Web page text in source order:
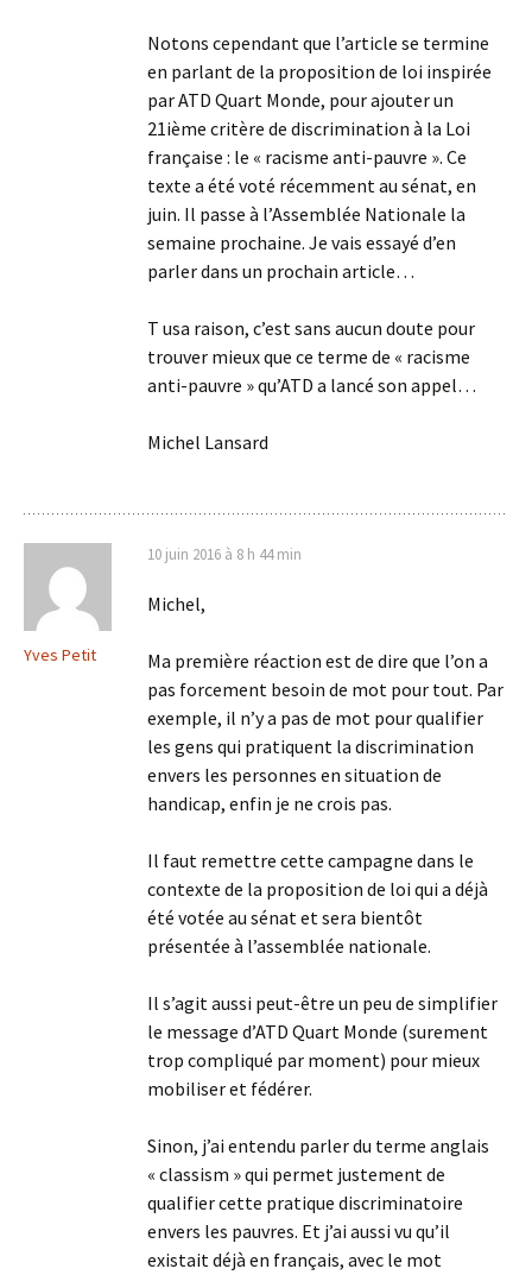
Notons cependant que l’article se termine
en parlant de la proposition de loi inspirée
par ATD Quart Monde, pour ajouter un
21ième critère de discrimination à la Loi
française : le « racisme anti-pauvre ». Ce
texte a été voté récemment au sénat, en
juin. Il passe à l’Assemblée Nationale la
semaine prochaine. Je vais essayé d’en
parler dans un prochain article…
T usa raison, c’est sans aucun doute pour
trouver mieux que ce terme de « racisme
anti-pauvre » qu’ATD a lancé son appel…
Michel Lansard
Yves Petit
10 juin 2016 à 8 h 44 min
Michel,
Ma première réaction est de dire que l’on a
pas forcement besoin de mot pour tout. Par
exemple, il n’y a pas de mot pour qualifier
les gens qui pratiquent la discrimination
envers les personnes en situation de
handicap, enfin je ne crois pas.
Il faut remettre cette campagne dans le
contexte de la proposition de loi qui a déjà
été votée au sénat et sera bientôt
présentée à l’assemblée nationale.
Il s’agit aussi peut-être un peu de simplifier
le message d’ATD Quart Monde (surement
trop compliqué par moment) pour mieux
mobiliser et fédérer.
Sinon, j’ai entendu parler du terme anglais
« classism » qui permet justement de
qualifier cette pratique discriminatoire
envers les pauvres. Et j’ai aussi vu qu’il
existait déjà en français, avec le mot